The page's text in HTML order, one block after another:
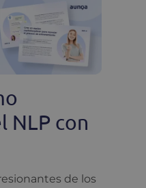
NLP con
de los